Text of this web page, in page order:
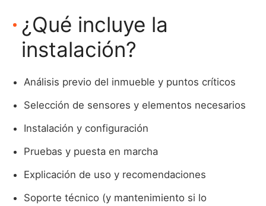
¿Qué incluye la
instalación?
Análisis previo del inmueble y puntos críticos
Selección de sensores y elementos necesarios
Instalación y configuración
Pruebas y puesta en marcha
Explicación de uso y recomendaciones
Soporte técnico (y mantenimiento si lo